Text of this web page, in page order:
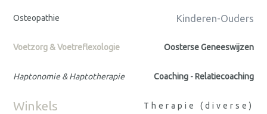
Osteopathie Kinderen-Ouders
Voetzorg & Voetreflexologie Oosterse Geneeswijzen
Haptonomie & Haptotherapie Coaching - Relatiecoaching
Winkels Therapie (diverse)